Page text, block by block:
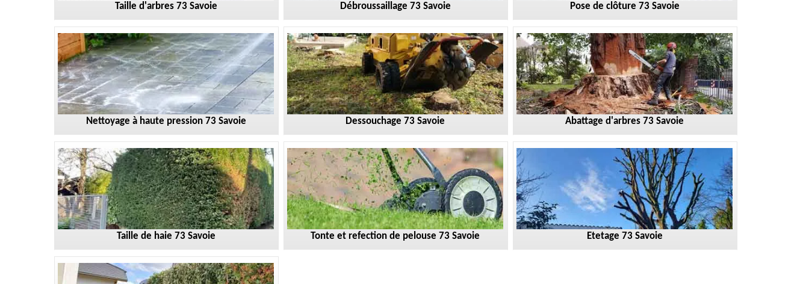
Taille d'arbres 73 Savoie Débroussaillage 73 Savoie Pose de clôture 73 Savoie
Nettoyage à haute pression 73 Savoie Dessouchage 73 Savoie Abattage d'arbres 73 Savoie
Taille de haie 73 Savoie Tonte et refection de pelouse 73 Savoie Etetage 73 Savoie